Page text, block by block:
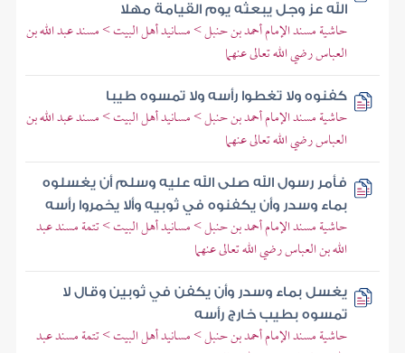
الله عز وجل يبعثه يوم القيامة مهلا
حاشية مسند الإمام أحمد بن حنبل > مسانيد أهل البيت > مسند عبد الله بن
العباس رضي الله تعالى عنهما
كفنوه ولا تغطوا رأسه ولا تمسوه طيبا
حاشية مسند الإمام أحمد بن حنبل > مسانيد أهل البيت > مسند عبد الله بن
العباس رضي الله تعالى عنهما
فأمر رسول الله صلى الله عليه وسلم أن يغسلوه
بماء وسدر وأن يكفنوه في ثوبيه وألا يخمروا رأسه
حاشية مسند الإمام أحمد بن حنبل > مسانيد أهل البيت > تتمة مسند عبد
الله بن العباس رضي الله تعالى عنهما
يغسل بماء وسدر وأن يكفن في ثوبين وقال لا
تمسوه بطيب خارج رأسه
حاشية مسند الإمام أحمد بن حنبل > مسانيد أهل البيت > تتمة مسند عبد